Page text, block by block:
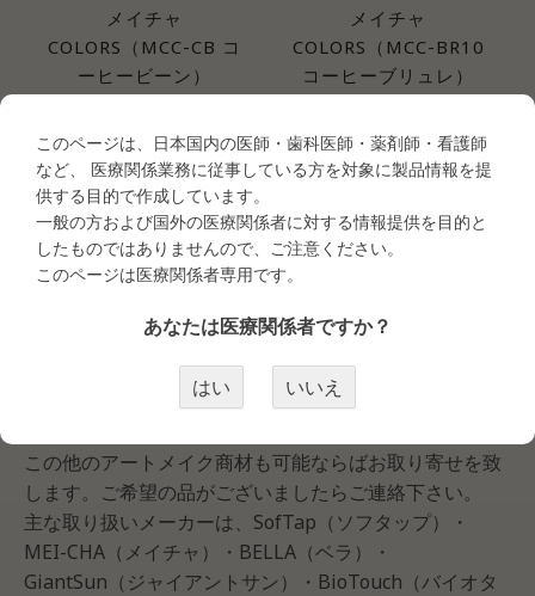
メイチャ
COLORS（MCC-CB コ
ーヒービーン）
医療会員ログイン
メイチャ
COLORS（MCC-BR10
コーヒーブリュレ）
医療会員ログイン
MEI-CHA COLORS色素 について
アートメイク商材（MEI-CHA COLORS）
信頼の一流ブランド、メイチャー社の次世代色素「MCC
シリーズ」色素です。
マシン彫りと手彫りの両施術に対応。
MCC色素は、高い安全性と耐変色性能を誇ります。
この他のアートメイク商材も可能ならばお取り寄せを致
します。ご希望の品がございましたらご連絡下さい。
主な取り扱いメーカーは、SofTap（ソフタップ）・
MEI-CHA（メイチャ）・BELLA（ベラ）・
GiantSun（ジャイアントサン）・BioTouch（バイオタ
このページは、日本国内の医師・歯科医師・薬剤師・看護師
など、 医療関係業務に従事している方を対象に製品情報を提
供する目的で作成しています。
一般の方および国外の医療関係者に対する情報提供を目的と
したものではありませんので、ご注意ください。
このページは医療関係者専用です。
あなたは医療関係者ですか？
はい いいえ